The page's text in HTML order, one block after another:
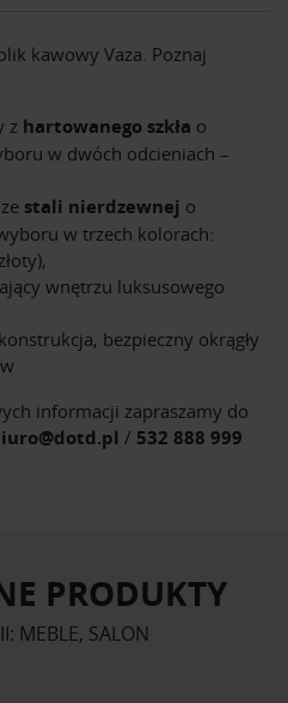
kawowy Vaza. Poznaj
z hartowanego szkła o
w dwóch odcieniach –
stali nierdzewnej o
w trzech kolorach:
wnętrzu luksusowego
bezpieczny okrągły
informacji zapraszamy do
/ 532 888 999
PRODUKTY
MEBLE, SALON